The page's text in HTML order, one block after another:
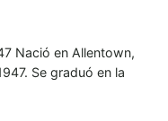
Nació en Allentown,
Se graduó en la